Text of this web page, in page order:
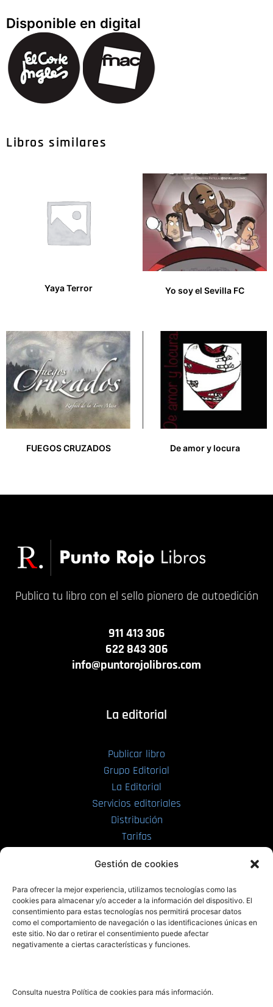
Gestión de cookies
Para ofrecer la mejor experiencia, utilizamos tecnologías como las
cookies para almacenar y/o acceder a la información del dispositivo. El
consentimiento para estas tecnologías nos permitirá procesar datos
como el comportamiento de navegación o las identificaciones únicas en
este sitio. No dar o retirar el consentimiento puede afectar
negativamente a ciertas características y funciones.
Consulta nuestra Política de cookies para más información.
Disponible en digital
Libros similares
Yaya Terror
Yo soy el Sevilla FC
FUEGOS CRUZADOS
De amor y locura
Publica tu libro con el sello pionero de autoedición
911 413 306
622 843 306
info@puntorojolibros.com
La editorial
Publicar libro
Grupo Editorial
La Editorial
Servicios editoriales
Distribución
Tarifas
PRL | Films
PRL | Play
PRL | LAB
Noticias